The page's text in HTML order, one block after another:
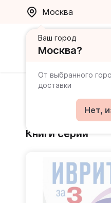
Москва
Ваш город
Москва?
От выбранного
доставки
Нет,
Серия
Издательство
Книги серии